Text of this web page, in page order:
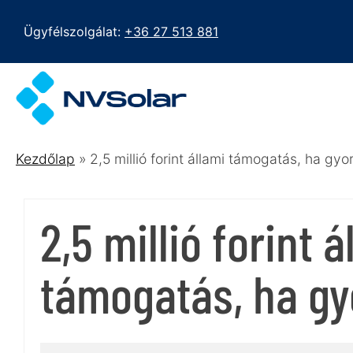
Ügyfélszolgálat: +36 27 513 881
Kezdőlap » 2,5 millió forint állami támogatás, ha
2,5 millió forint
támogatás, ha